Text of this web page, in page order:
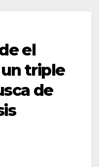
el
triple
de